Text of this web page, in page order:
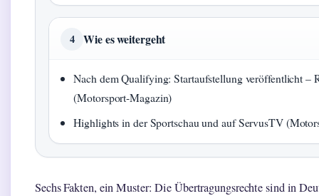
4 Wie es weitergeht
Nach dem Qualifying: Startaufstellung veröffentlicht –
(Motorsport-Magazin)
Highlights in der Sportschau und auf ServusTV
Sechs Fakten, ein Muster: Die Übertragungsrechte sind in